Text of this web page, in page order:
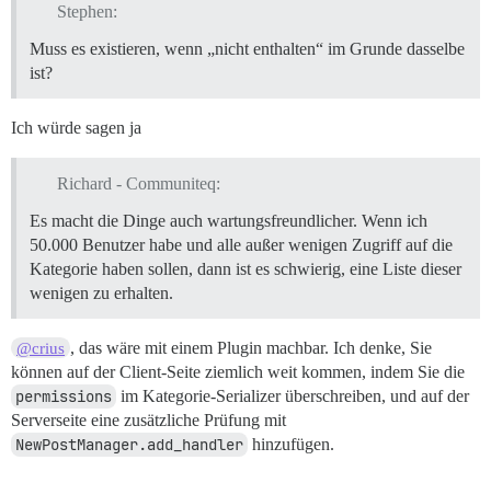
Stephen:
Muss es existieren, wenn „nicht enthalten“ im Grunde dasselbe
ist?
Ich würde sagen ja
Richard - Communiteq:
Es macht die Dinge auch wartungsfreundlicher. Wenn ich
50.000 Benutzer habe und alle außer wenigen Zugriff auf die
Kategorie haben sollen, dann ist es schwierig, eine Liste dieser
wenigen zu erhalten.
@crius , das wäre mit einem Plugin machbar. Ich denke, Sie
können auf der Client-Seite ziemlich weit kommen, indem Sie die
permissions im Kategorie-Serializer überschreiben, und auf der
Serverseite eine zusätzliche Prüfung mit
NewPostManager.add_handler hinzufügen.